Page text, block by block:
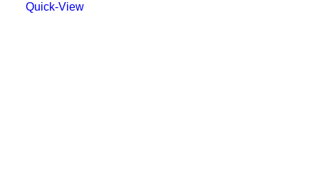
Quick-View